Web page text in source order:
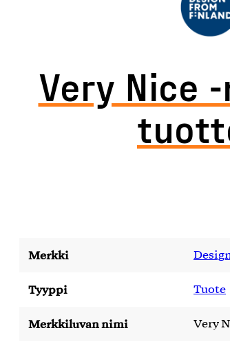
Very Nice
Merkki
Tyyppi Tuote
Merkkiluvan nimi Very